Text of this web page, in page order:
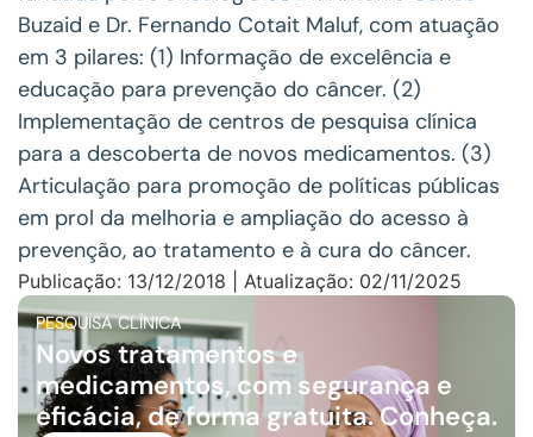
Buzaid e Dr. Fernando Cotait Maluf, com atuação
em 3 pilares: (1) Informação de excelência e
educação para prevenção do câncer. (2)
Implementação de centros de pesquisa clínica
para a descoberta de novos medicamentos. (3)
Articulação para promoção de políticas públicas
em prol da melhoria e ampliação do acesso à
prevenção, ao tratamento e à cura do câncer.
Publicação: 13/12/2018 | Atualização: 02/11/2025
PESQUISA CLÍNICA
Novos tratamentos e
medicamentos, com segurança e
eficácia, de forma gratuita. Conheça.